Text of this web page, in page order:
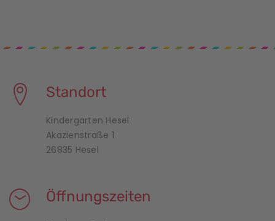
Standort
Kindergarten Hesel
Akazienstraße 1
26835 Hesel
Öffnungszeiten